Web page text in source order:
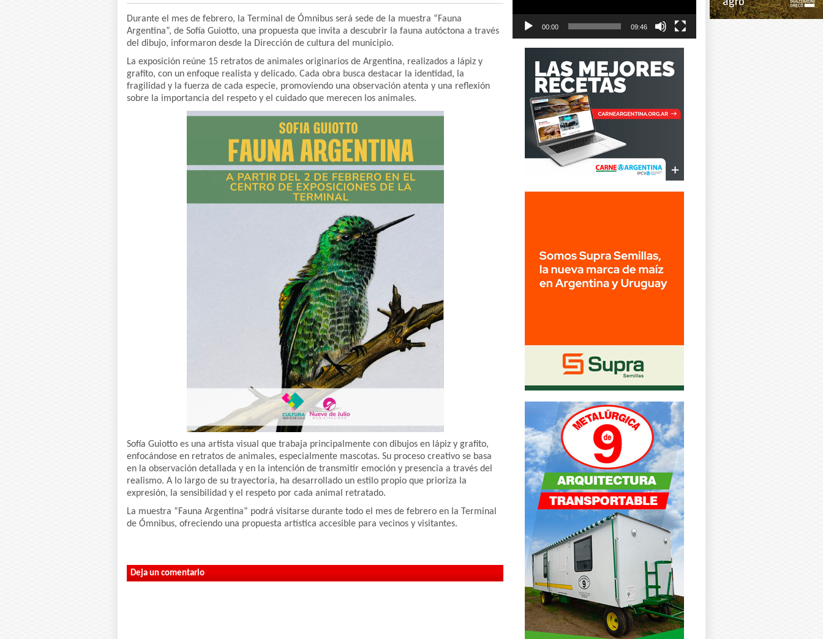
Durante el mes de febrero, la Terminal de Ómnibus será sede de la muestra “Fauna
Argentina”, de Sofía Guiotto, una propuesta que invita a descubrir la fauna autóctona a través
del dibujo, informaron desde la Dirección de cultura del municipio.
La exposición reúne 15 retratos de animales originarios de Argentina, realizados a lápiz y
grafito, con un enfoque realista y delicado. Cada obra busca destacar la identidad, la
fragilidad y la fuerza de cada especie, promoviendo una observación atenta y una reflexión
sobre la importancia del respeto y el cuidado que merecen los animales.
Sofía Guiotto es una artista visual que trabaja principalmente con dibujos en lápiz y grafito,
enfocándose en retratos de animales, especialmente mascotas. Su proceso creativo se basa
en la observación detallada y en la intención de transmitir emoción y presencia a través del
realismo. A lo largo de su trayectoria, ha desarrollado un estilo propio que prioriza la
expresión, la sensibilidad y el respeto por cada animal retratado.
La muestra “Fauna Argentina” podrá visitarse durante todo el mes de febrero en la Terminal
de Ómnibus, ofreciendo una propuesta artística accesible para vecinos y visitantes.
Deja un comentario
00:00 09:46